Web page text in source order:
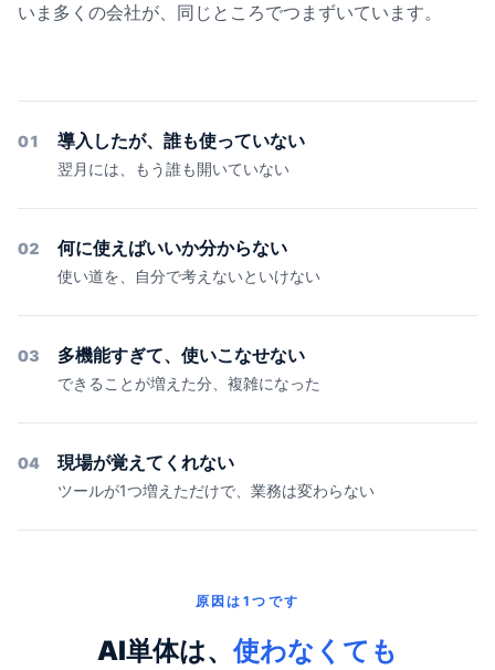
いま多くの会社が、同じところでつまずいています。
01 導入したが、誰も使っていない
翌月には、もう誰も開いていない
02 何に使えばいいか分からない
使い道を、自分で考えないといけない
03 多機能すぎて、使いこなせない
できることが増えた分、複雑になった
04 現場が覚えてくれない
ツールが1つ増えただけで、業務は変わらない
原因は1つです
AI単体は、使わなくても